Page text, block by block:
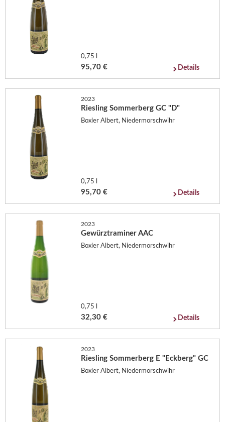
0,75 l
95,70 € Details
2023
Riesling Sommerberg GC "D"
Boxler Albert, Niedermorschwihr
0,75 l
95,70 € Details
2023
Gewürztraminer AAC
Boxler Albert, Niedermorschwihr
0,75 l
32,30 € Details
2023
Riesling Sommerberg E "Eckberg" GC
Boxler Albert, Niedermorschwihr